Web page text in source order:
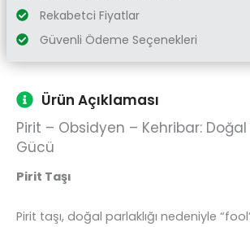
Rekabetci Fiyatlar
Güvenli Ödeme Seçenekleri
Ürün Açıklaması
Pirit – Obsidyen – Kehribar: Doğal
Gücü
Pirit Taşı
Pirit taşı, doğal parlaklığı nedeniyle